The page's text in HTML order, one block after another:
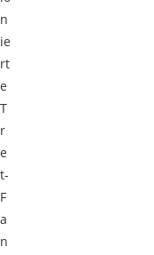
n
ie
rt
e
T
r
e
t-
F
a
n